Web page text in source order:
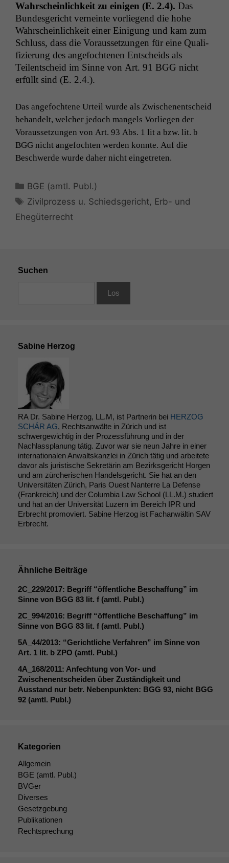
Wahrschein­lichkeit zu eini­gen (E. 2.4). Das
Bun­des­gericht verneinte vor­liegend die hohe
Wahrschein­lichkeit ein­er Eini­gung und kam zum
Schluss, dass die Voraus­set­zun­gen für eine Qual­i­
fizierung des ange­focht­e­nen Entschei­ds als
Teilentscheid im Sinne von Art. 91 BGG nicht
erfüllt sind (E. 2.4.).
Das ange­focht­ene Urteil wurde als Zwis­ch­enentscheid
behan­delt, welch­er jedoch man­gels Vor­liegen der
Voraus­set­zun­gen von Art. 93 Abs. 1 lit a bzw. lit. b
BGG nicht ange­focht­en wer­den kon­nte. Auf die
Beschw­erde wurde daher nicht eingetreten.
Kategorien
BGE (amtl. Publ.)
Schlagwörter
Zivilprozess u. Schiedsgericht, Erb- und
Ehegüterrecht
Suchen
Sabine Herzog
RA Dr. Sabine Herzog, LL.M, ist Partnerin bei HERZOG
SCHÄR AG, Rechtsanwälte in Zürich und ist
schwergewichtig in der Prozessführung und in der
Nachlassplanung tätig. Zuvor war sie neun Jahre in einer
internationalen Anwaltskanzlei in Zürich tätig und arbeitete
davor als juristische Sekretärin am Bezirksgericht Horgen
und am zürcherischen Handelsgericht. Sie hat an den
Universitäten Zürich, Paris Ouest Nanterre La Defense
(Frankreich) und der Columbia Law School (LL.M.) studiert
und hat an der Universität Luzern im Bereich IPR und
Erbrecht promoviert. Sabine Herzog ist Fachanwältin SAV
Erbrecht.
Ähnliche Beiträge
2C_229/2017: Begriff “öffentliche Beschaffung” im
Sinne von BGG 83 lit. f (amtl. Publ.)
2C_994/2016: Begriff “öffentliche Beschaffung” im
Sinne von BGG 83 lit. f (amtl. Publ.)
5A_44/2013: “Gerichtliche Verfahren” im Sinne von
Art. 1 lit. b ZPO (amtl. Publ.)
4A_168/2011: Anfechtung von Vor- und
Zwischenentscheiden über Zuständigkeit und
Ausstand nur betr. Nebenpunkten: BGG 93, nicht BGG
92 (amtl. Publ.)
Kategorien
Allgemein
BGE (amtl. Publ.)
BVGer
Diverses
Gesetzgebung
Publikationen
Rechtsprechung
Um unsere
Website zu
verbessern,
zeichnen
wir
anonyme
statistische
Funktionalität
Einige
Funktionen auf
dieser Website
sind optional.
kann die